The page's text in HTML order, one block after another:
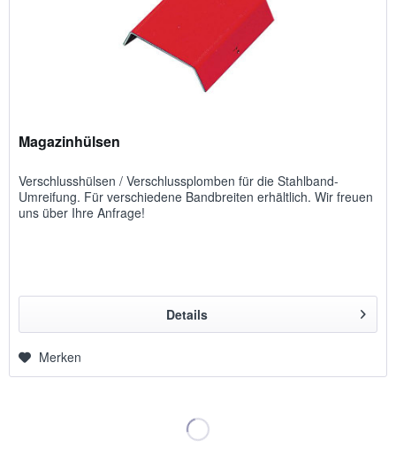
Magazinhülsen
Verschlusshülsen / Verschlussplomben für die Stahlband-
Umreifung. Für verschiedene Bandbreiten erhältlich. Wir freuen
uns über Ihre Anfrage!
Details
Merken